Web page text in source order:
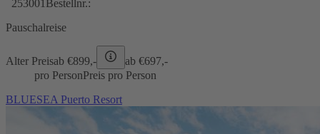
253001 Bestellnr.:
Pauschalreise
Alter Preisab €899,- ab €697,-
pro PersonPreis pro Person
BLUESEA Puerto Resort